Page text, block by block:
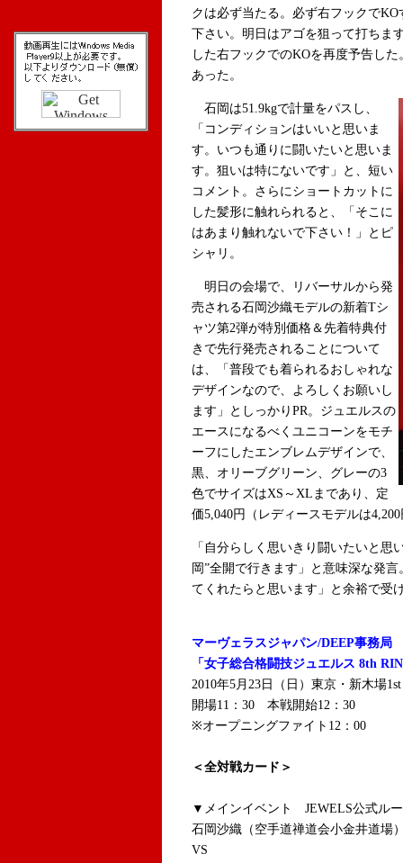
クは必ず当たる。必ず右フックで
下さい。明日はアゴを狙って打ちま
した右フックでのKOを再度予告し
あった。
石岡は51.9kgで計量をパスし、
「コンディションはいいと思いま
す。いつも通りに闘いたいと思いま
す。狙いは特にないです」と、短い
コメント。さらにショートカットに
した髪形に触れられると、「そこに
はあまり触れないで下さい！」とピ
シャリ。
明日の会場で、リバーサルから発
売される石岡沙織モデルの新着Tシ
ャツ第2弾が特別価格＆先着特典付
きで先行発売されることについて
は、「普段でも着られるおしゃれな
デザインなので、よろしくお願いし
ます」としっかりPR。ジュエルスの
エースになるべくユニコーンをモチ
ーフにしたエンブレムデザインで、
黒、オリーブグリーン、グレーの3
色でサイズはXS～XLまであり、定
価5,040円（レディースモデルは
「自分らしく思いきり闘いたいと思
岡”全開で行きます」と意味深な発
てくれたらと思います」と余裕で受
マーヴェラスジャパン/DEEP事務局
「女子総合格闘技ジュエルス 8th
2010年5月23日（日）東京・ 新木場
開場11：30 本戦開始12：30
※オープニングファイト12：00
＜全対戦カード＞
▼メインイベント JEWELS公式ル
石岡沙織（空手道禅道会小金井道場
VS